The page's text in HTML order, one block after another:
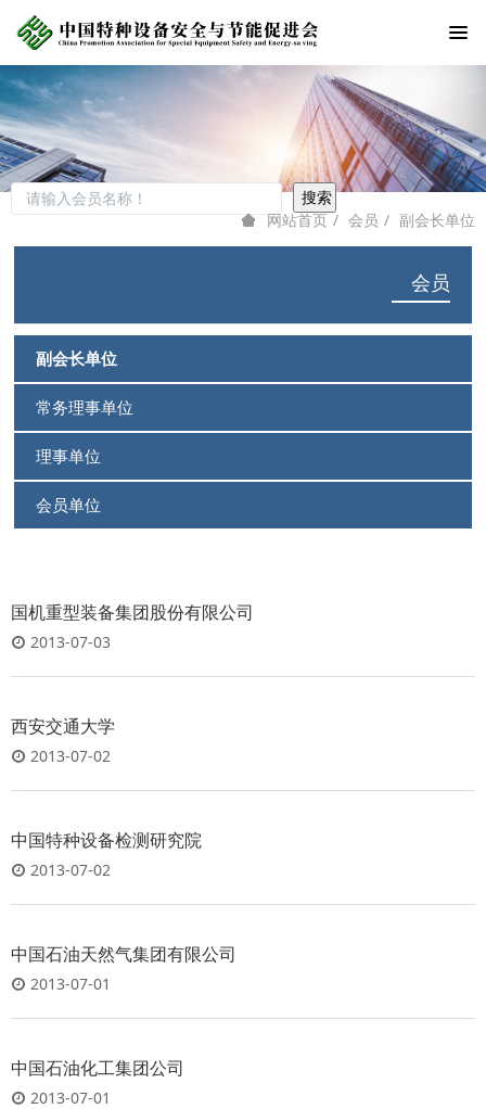
会员
副会长单位
常务理事单位
理事单位
会员单位
网站首页 会员 副会长单位
国机重型装备集团股份有限公司
2013-07-03
西安交通大学
2013-07-02
中国特种设备检测研究院
2013-07-02
中国石油天然气集团有限公司
2013-07-01
中国石油化工集团公司
2013-07-01